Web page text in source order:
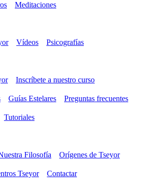
Meditaciones
Vídeos Psicografías
Inscríbete a nuestro curso
Guías Estelares
Preguntas frecuentes
Tutoriales
Filosofía
Orígenes de Tseyor
Tseyor
Contactar